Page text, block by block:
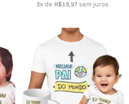
3x de R$19,97sem juros